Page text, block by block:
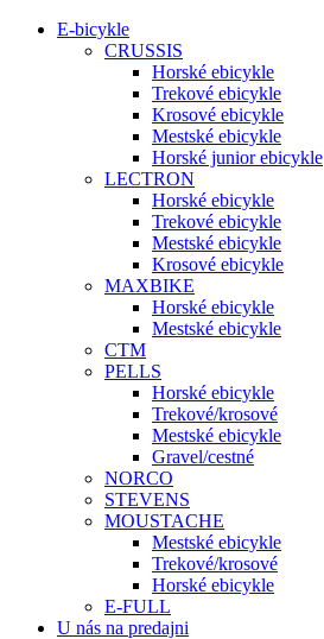
E-bicykle
CRUSSIS
Horské ebicykle
Trekové ebicykle
Krosové ebicykle
Mestské ebicykle
Horské junior ebicykle
LECTRON
Horské ebicykle
Trekové ebicykle
Mestské ebicykle
Krosové ebicykle
MAXBIKE
Horské ebicykle
Mestské ebicykle
CTM
PELLS
Horské ebicykle
Trekové/krosové
Mestské ebicykle
Gravel/cestné
NORCO
STEVENS
MOUSTACHE
Mestské ebicykle
Trekové/krosové
Horské ebicykle
E-FULL
U nás na predajni